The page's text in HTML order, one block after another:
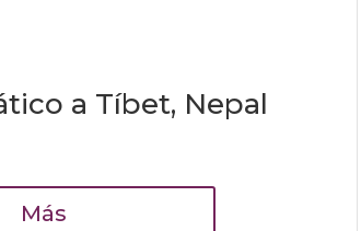
a Tíbet, Nepal
Más